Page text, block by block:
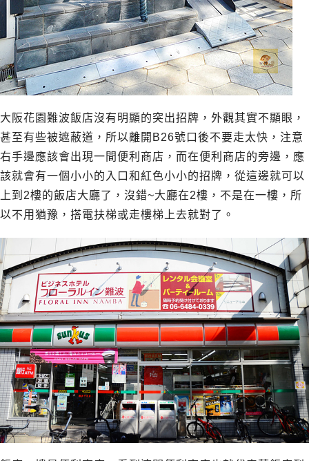
大阪花園難波飯店沒有明顯的突出招牌，外觀其實不顯眼，
甚至有些被遮蔽道，所以離開B26號口後不要走太快，注意
右手邊應該會出現一間便利商店，而在便利商店的旁邊，應
該就會有一個小小的入口和紅色小小的招牌，從這邊就可以
上到2樓的飯店大廳了，沒錯~大廳在2樓，不是在一樓，所
以不用猶豫，搭電扶梯或走樓梯上去就對了。